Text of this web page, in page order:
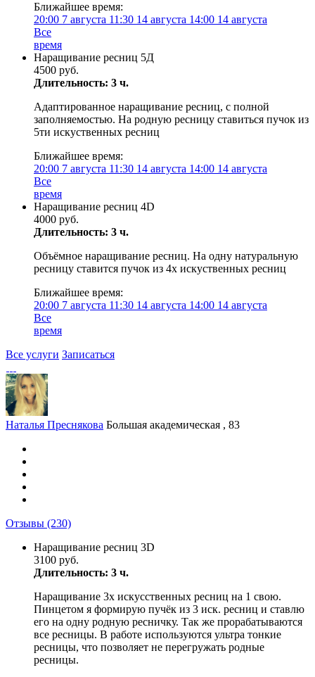
Ближайшее время:
20:00 7 августа 11:30 14 августа 14:00 14 августа
Все
время
Наращивание ресниц 5Д
4500 руб.
Длительность: 3 ч.
Адаптированное наращивание ресниц, с полной
заполняемостью. На родную ресницу ставиться пучок из
5ти искуственных ресниц
Ближайшее время:
20:00 7 августа 11:30 14 августа 14:00 14 августа
Все
время
Наращивание ресниц 4D
4000 руб.
Длительность: 3 ч.
Объёмное наращивание ресниц. На одну натуральную
ресницу ставится пучок из 4х искуственных ресниц
Ближайшее время:
20:00 7 августа 11:30 14 августа 14:00 14 августа
Все
время
Все услуги Записаться
Наталья Преснякова Большая академическая , 83
Отзывы (230)
Наращивание ресниц 3D
3100 руб.
Длительность: 3 ч.
Наращивание 3х искусственных ресниц на 1 свою.
Пинцетом я формирую пучёк из 3 иск. ресниц и ставлю
его на одну родную ресничку. Так же прорабатываются
все ресницы. В работе используются ультра тонкие
ресницы, что позволяет не перегружать родные
ресницы.